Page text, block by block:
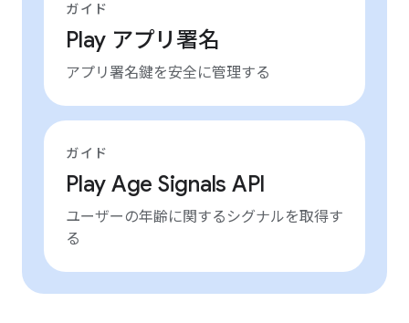
ガイド
Play アプリ署名
アプリ署名鍵を安全に管理する
ガイド
Play Age Signals API
ユーザーの年齢に関するシグナルを取得す
る